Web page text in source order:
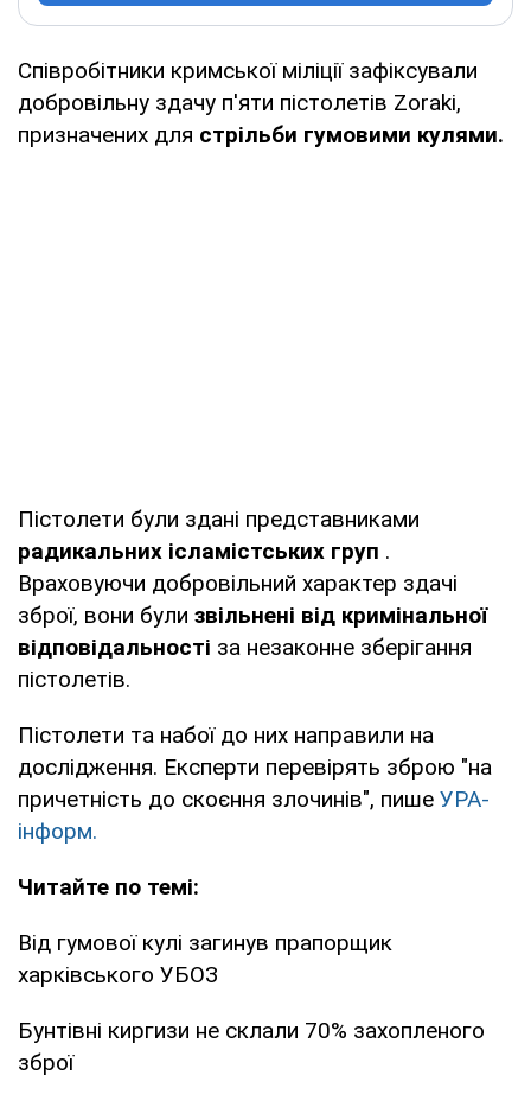
Співробітники кримської міліції зафіксували
добровільну здачу п'яти пістолетів Zoraki,
призначених для стрільби гумовими кулями.
Пістолети були здані представниками
радикальних ісламістських груп .
Враховуючи добровільний характер здачі
зброї, вони були звільнені від кримінальної
відповідальності за незаконне зберігання
пістолетів.
Пістолети та набої до них направили на
дослідження. Експерти перевірять зброю "на
причетність до скоєння злочинів", пише УРА-
інформ.
Читайте по темі:
Від гумової кулі загинув прапорщик
харківського УБОЗ
Бунтівні киргизи не склали 70% захопленого
зброї